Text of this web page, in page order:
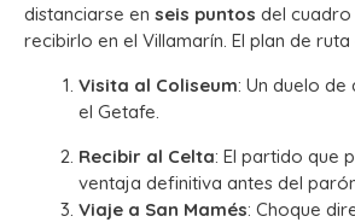
distanciarse en seis puntos del cuadro
recibirlo en el Villamarín. El plan de
Visita al Coliseum: Un duelo de
el Getafe.
Recibir al Celta: El partido que
ventaja definitiva antes del
Viaje a San Mamés: Choque